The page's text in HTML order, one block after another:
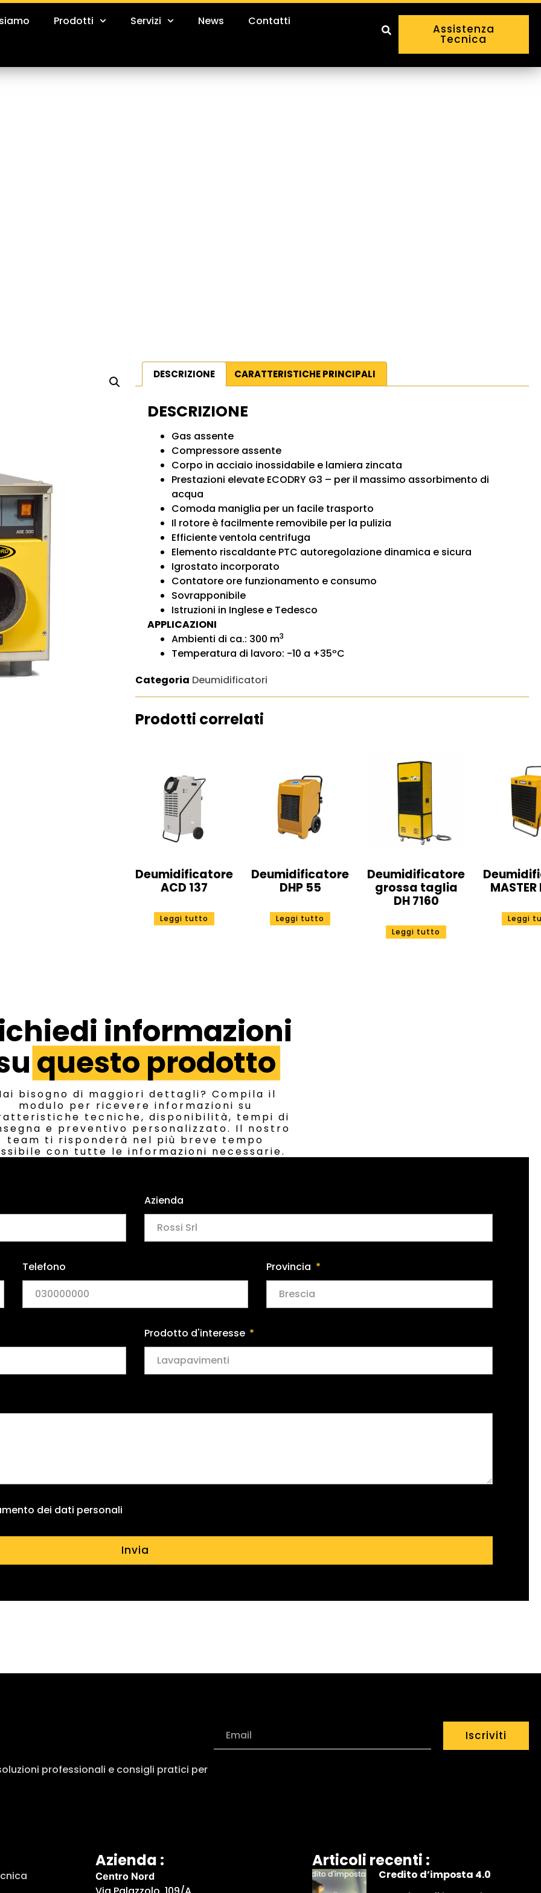
Prodotti Servizi News Contatti
Assistenza
Tecnica
DESCRIZIONE CARATTERISTICHE PRINCIPALI
DESCRIZIONE
Gas assente
Compressore assente
Corpo in acciaio inossidabile e lamiera zincata
Prestazioni elevate ECODRY G3 – per il massimo assorbimento di
acqua
Comoda maniglia per un facile trasporto
Il rotore è facilmente removibile per la pulizia
Efficiente ventola centrifuga
Elemento riscaldante PTC autoregolazione dinamica e sicura
Igrostato incorporato
Contatore ore funzionamento e consumo
Sovrapponibile
Istruzioni in Inglese e Tedesco
APPLICAZIONI
Ambienti di ca.: 300 m3
Temperatura di lavoro: -10 a +35ºC
Categoria Deumidificatori
Prodotti correlati
Deumidificatore
ACD 137
Leggi tutto
Deumidificatore
DHP 55
Leggi tutto
Deumidificatore
grossa taglia
DH 7160
Leggi tutto
Leggi
informazioni
questo prodotto
bisogno di maggiori dettagli? Compila il
modulo per ricevere informazioni su
tecniche, disponibilità, tempi di
e preventivo personalizzato. Il nostro
team ti risponderà nel più breve tempo
con tutte le informazioni necessarie.
Azienda
Telefono Provincia
Prodotto d'interesse
dei dati personali
Invia
professionali e consigli pratici per
Iscriviti
Azienda :
Centro Nord
Articoli recenti :
Credito d’imposta 4.0